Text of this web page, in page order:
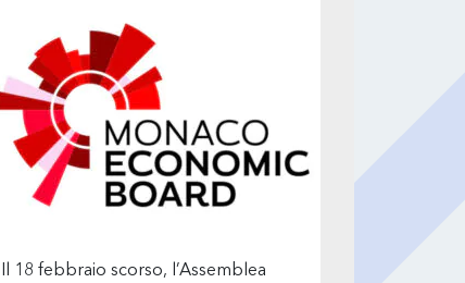
Il 18 febbraio scorso, l’Assemblea